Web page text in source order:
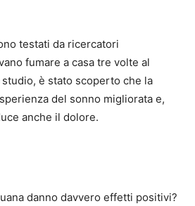
testati da ricercatori
fumare a casa tre volte al
è stato scoperto che la
del sonno migliorata e,
anche il dolore.
danno davvero effetti positivi?